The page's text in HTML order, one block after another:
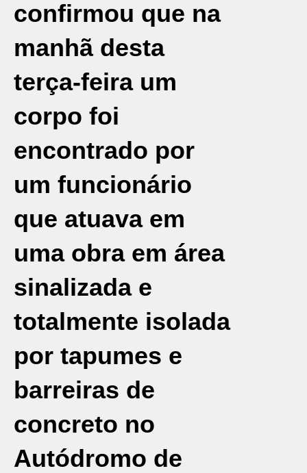
confirmou que na
manhã desta
terça-feira um
corpo foi
encontrado por
um funcionário
que atuava em
uma obra em área
sinalizada e
totalmente isolada
por tapumes e
barreiras de
concreto no
Autódromo de